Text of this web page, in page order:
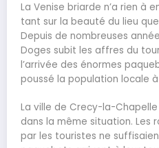
La Venise briarde n’a rien à
tant sur la beauté du lieu
Depuis de nombreuses
Doges subit les affres du
l’arrivée des énormes
poussé la population locale à
La ville de Crecy-la-
dans la même situation. Les
par les touristes ne